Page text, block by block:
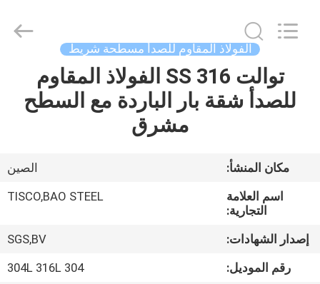
منزل،
بيت
معلومات
جولة
INDUSTRIAL
الفولاذ المقاوم للصدأ مسطحة شريط
توالت SS 316 الفولاذ المقاوم
للصدأ شقة بار الباردة مع السطح
مشرق
مكان المنشأ:
الصين
اسم العلامة
التجارية:
TISCO,BAO STEEL
إصدار الشهادات:
SGS,BV
رقم الموديل:
304 304L 316L